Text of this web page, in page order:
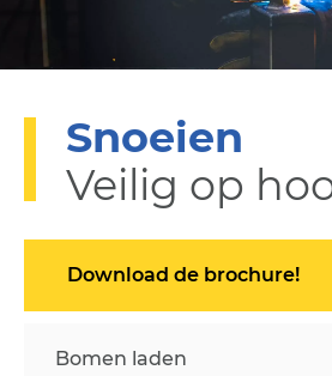
Snoeien
Veilig op
Download de brochure!
Bomen laden